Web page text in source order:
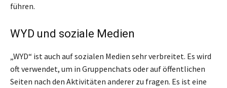
führen.
WYD und soziale Medien
„WYD“ ist auch auf sozialen Medien sehr verbreitet. Es wird
oft verwendet, um in Gruppenchats oder auf öffentlichen
Seiten nach den Aktivitäten anderer zu fragen. Es ist eine